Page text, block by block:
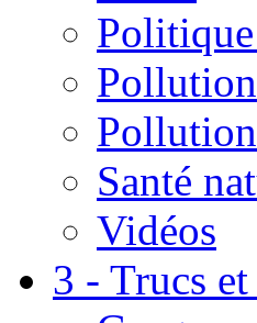
Pollution
Santé
Vidéos
3 - Trucs